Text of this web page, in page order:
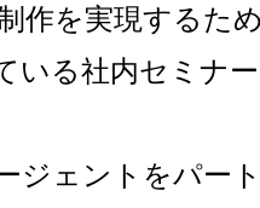
作を実現するた
いる社内セミナ
ジェントをパー